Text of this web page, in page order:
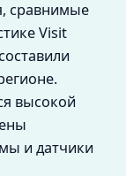
сравнимые
Visit
высокой
и датчики